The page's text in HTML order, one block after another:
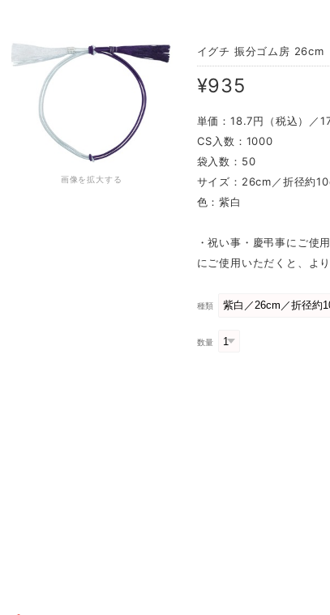
画像を拡大する
イグチ 振分ゴム房 26cm
¥935
単価：18.7円（税込）／
CS入数：1000
袋入数：50
サイズ：26cm／折径約
色：紫白
・祝い事・慶弔事にご使
にご使用いただくと、よ
種類
数量